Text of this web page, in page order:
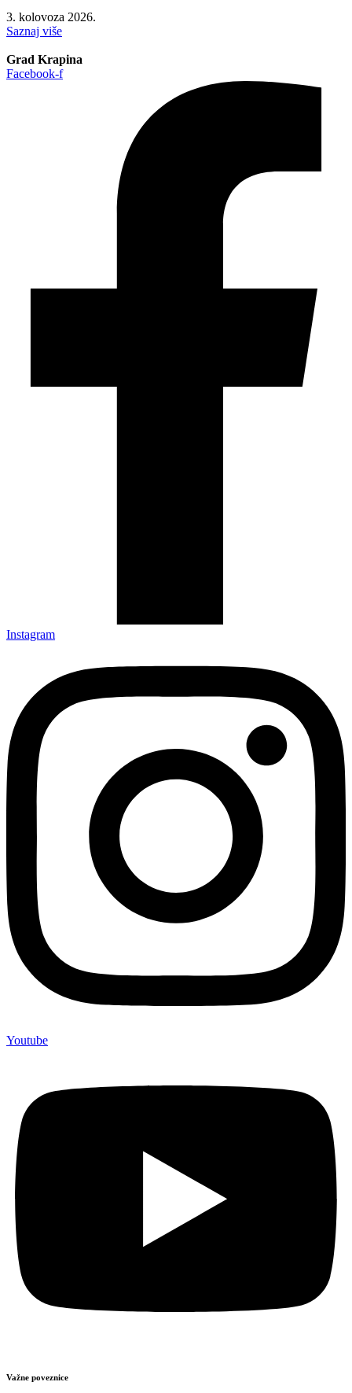
3. kolovoza 2026.
Saznaj više
Grad Krapina
Facebook-f
Instagram
Youtube
Važne poveznice